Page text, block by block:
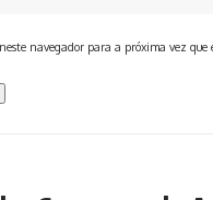
navegador para a próxima vez que